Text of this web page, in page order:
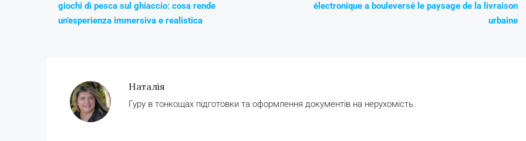
giochi di pesca sul ghiaccio: cosa rende
un’esperienza immersiva e realistica
électronique a bouleversé le paysage de la livraison
urbaine
Наталія
Гуру в тонкощах підготовки та оформлення документів на нерухомість.